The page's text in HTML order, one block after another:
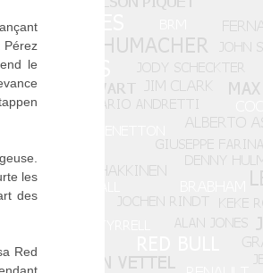
Pérez
le
les
des
Red